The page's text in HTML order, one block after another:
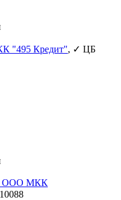
"495 Кредит", ✓ ЦБ
ООО МКК